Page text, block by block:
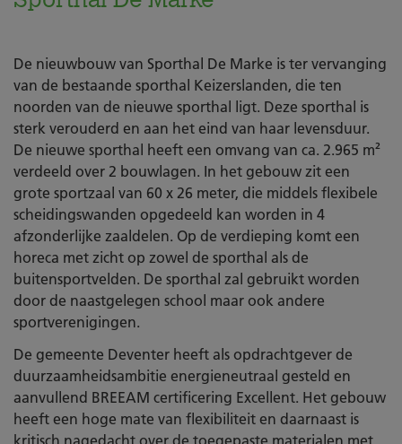
De nieuwbouw van Sporthal De Marke is ter vervanging
van de bestaande sporthal Keizerslanden, die ten
noorden van de nieuwe sporthal ligt. Deze sporthal is
sterk verouderd en aan het eind van haar levensduur.
De nieuwe sporthal heeft een omvang van ca. 2.965 m²
verdeeld over 2 bouwlagen. In het gebouw zit een
grote sportzaal van 60 x 26 meter, die middels flexibele
scheidingswanden opgedeeld kan worden in 4
afzonderlijke zaaldelen. Op de verdieping komt een
horeca met zicht op zowel de sporthal als de
buitensportvelden. De sporthal zal gebruikt worden
door de naastgelegen school maar ook andere
sportverenigingen.
De gemeente Deventer heeft als opdrachtgever de
duurzaamheidsambitie energieneutraal gesteld en
aanvullend BREEAM certificering Excellent. Het gebouw
heeft een hoge mate van flexibiliteit en daarnaast is
kritisch nagedacht over de toegepaste materialen met